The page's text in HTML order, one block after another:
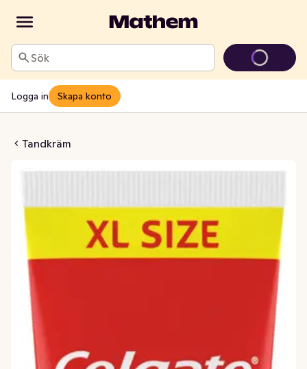
Sök
Logga in Skapa konto
Tandkräm
Cooling Crystals